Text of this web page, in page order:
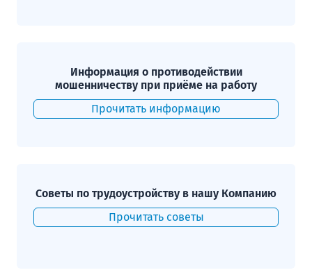
Информация о противодействии
мошенничеству при приёме на работу
Прочитать информацию
Советы по трудоустройству в нашу Компанию
Прочитать советы